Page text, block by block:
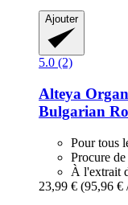
Ajouter
5.0 (2)
Alteya
Bulgarian
Pour tous
Procure
À l'extrait
23,99 € (95,96 €